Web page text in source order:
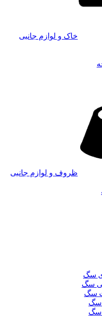
خاک و لوازم جانبی
ظروف و لوازم جانبی
سگ
سگ
سگ
سگ
سگ